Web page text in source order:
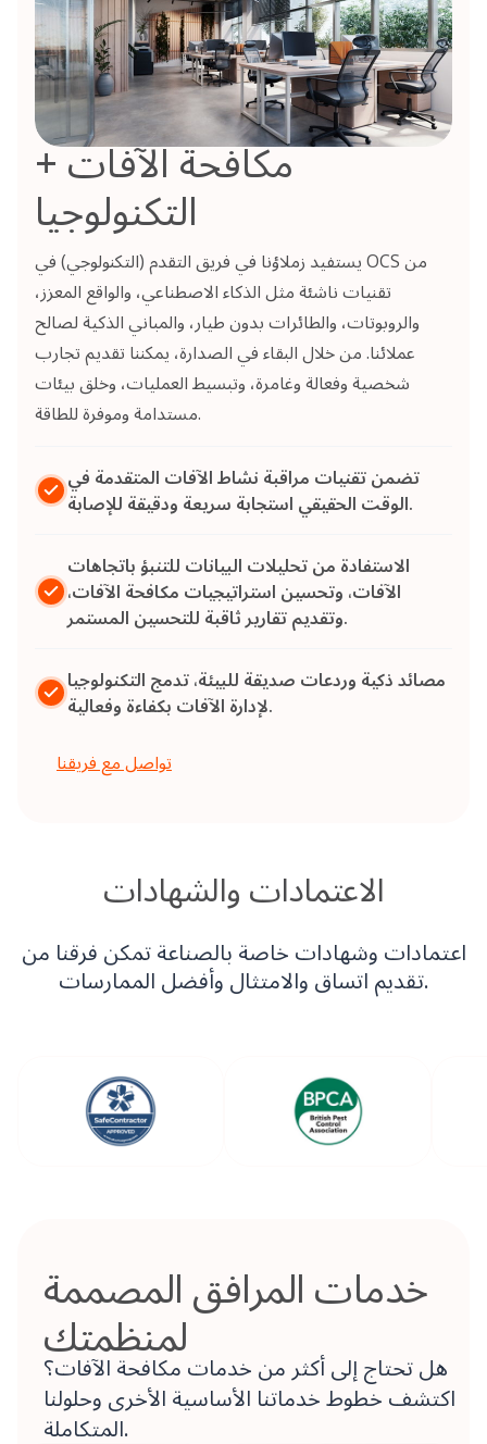
مكافحة الآفات +
التكنولوجيا
يستفيد زملاؤنا في فريق التقدم (التكنولوجي) في OCS من
تقنيات ناشئة مثل الذكاء الاصطناعي، والواقع المعزز،
والروبوتات، والطائرات بدون طيار، والمباني الذكية لصالح
عملائنا. من خلال البقاء في الصدارة، يمكننا تقديم تجارب
شخصية وفعالة وغامرة، وتبسيط العمليات، وخلق بيئات
مستدامة وموفرة للطاقة.
تضمن تقنيات مراقبة نشاط الآفات المتقدمة في
الوقت الحقيقي استجابة سريعة ودقيقة للإصابة.
الاستفادة من تحليلات البيانات للتنبؤ باتجاهات
الآفات، وتحسين استراتيجيات مكافحة الآفات،
وتقديم تقارير ثاقبة للتحسين المستمر.
مصائد ذكية وردعات صديقة للبيئة، تدمج التكنولوجيا
لإدارة الآفات بكفاءة وفعالية.
تواصل مع فريقنا
الاعتمادات والشهادات
اعتمادات وشهادات خاصة بالصناعة تمكن فرقنا من
تقديم اتساق والامتثال وأفضل الممارسات.
خدمات المرافق المصممة
لمنظمتك
هل تحتاج إلى أكثر من خدمات مكافحة الآفات؟
اكتشف خطوط خدماتنا الأساسية الأخرى وحلولنا
المتكاملة.